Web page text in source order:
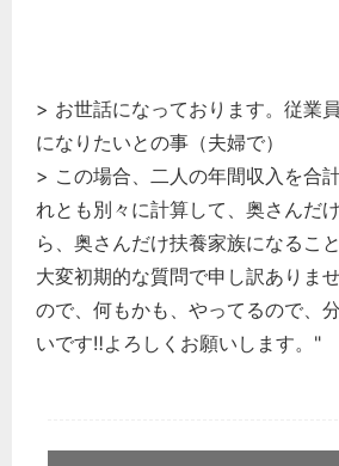
> お世話になっております。従業
になりたいとの事（夫婦で）
> この場合、二人の年間収入を合
れとも別々に計算して、奥さんだ
ら、奥さんだけ扶養家族になるこ
大変初期的な質問で申し訳ありま
ので、何もかも、やってるので、
いです‼よろしくお願いします。"